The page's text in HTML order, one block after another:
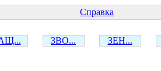
Справка
ЗВО... ЗЕН...